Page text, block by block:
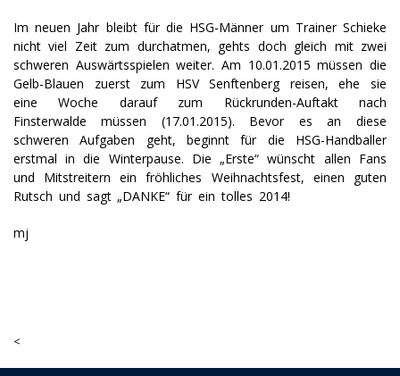
Im neuen Jahr bleibt für die HSG-Männer um Trainer Schieke
nicht viel Zeit zum durchatmen, gehts doch gleich mit zwei
schweren Auswärtsspielen weiter. Am 10.01.2015 müssen die
Gelb-Blauen zuerst zum HSV Senftenberg reisen, ehe sie
eine Woche darauf zum Rückrunden-Auftakt nach
Finsterwalde müssen (17.01.2015). Bevor es an diese
schweren Aufgaben geht, beginnt für die HSG-Handballer
erstmal in die Winterpause. Die „Erste“ wünscht allen Fans
und Mitstreitern ein fröhliches Weihnachtsfest, einen guten
Rutsch und sagt „DANKE“ für ein tolles 2014!
mj
<